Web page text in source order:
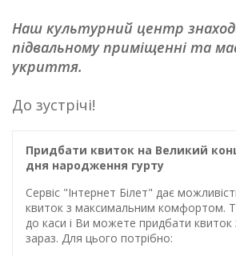
Наш культурний центр
підвальному приміщенні та
укриття.
До зустрічі!
Придбати квиток на Великий
дня народження гурту
Сервіс "Інтернет Білет" дає
квиток з максимальним комфортом.
до каси і Ви можете придбати квиток
зараз. Для цього потрібно: